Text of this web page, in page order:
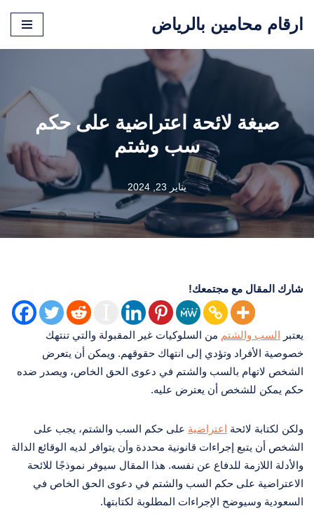
تخطى
المحتوى
ارقام محامين بالرياض
صيغة لائحة اعتراضية على حكم
سب وشتم
يناير 23, 2024
شارك المقال مع مجتمعك!
يعتبر السب والشتم من السلوكيات غير المقبولة والتي تنتهك
خصوصية الأفراد وتؤدي إلى انتهاك حقوقهم. ويمكن أن يتعرض
الشخص لاتهام بالسب والشتم في دعوى الحق الخاص، ويصدر ضده
حكم يمكن للشخص أن يعترض عليه.
ولكن لكتابة لائحة اعتراضية على حكم السب والشتم، يجب على
الشخص أن يتبع إجراءات قانونية محددة وأن يتوافر لديه الوقائع الدالة
والأدلة اللازمة للدفاع عن نفسه. هذا المقال سيوفر نموذجًا للائحة
الاعتراضية على حكم السب والشتم في دعوى الحق الخاص في
السعودية وسيوضح الإجراءات المطلوبة لكتابتها.